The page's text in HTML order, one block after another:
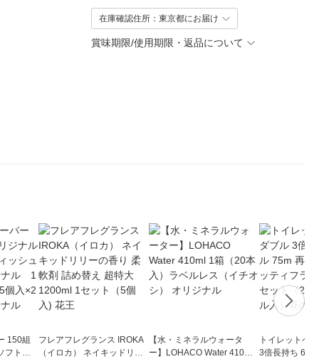
在庫確認住所：東京都にお届け
賞味期限/使用期限・返品について
150組
フトパ
フレアフレグランス IROKA
（イロカ） ネイキッドリリ
【水・ミネラルウォータ
ー】LOHACO Water 410ml
トイレットペ
3倍長持ち 6ロール